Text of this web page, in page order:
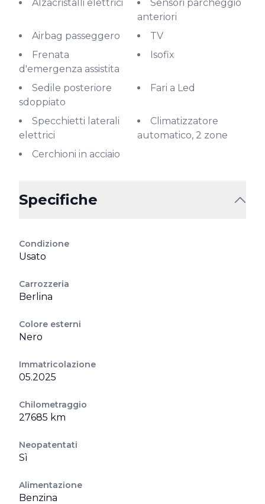
Alzacristalli elettrici
Sensori parcheggio
anteriori
Airbag passeggero
TV
Frenata
d'emergenza assistita
Isofix
Sedile posteriore
sdoppiato
Fari a Led
Specchietti laterali
elettrici
Climatizzatore
automatico, 2 zone
Cerchioni in acciaio
Specifiche
Condizione
Usato
Carrozzeria
Berlina
Colore esterni
Nero
Immatricolazione
05.2025
Chilometraggio
27685 km
Neopatentati
Sì
Alimentazione
Benzina